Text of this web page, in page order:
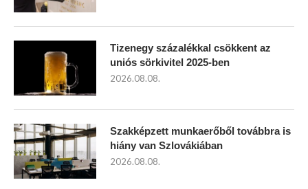
Tizenegy százalékkal csökkent az
uniós sörkivitel 2025-ben
2026.08.08.
Szakképzett munkaerőből továbbra is
hiány van Szlovákiában
2026.08.08.